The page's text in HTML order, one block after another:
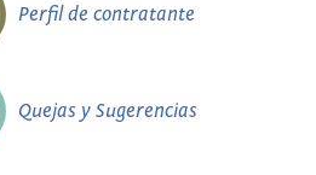
Perfil de contratante
Quejas y Sugerencias